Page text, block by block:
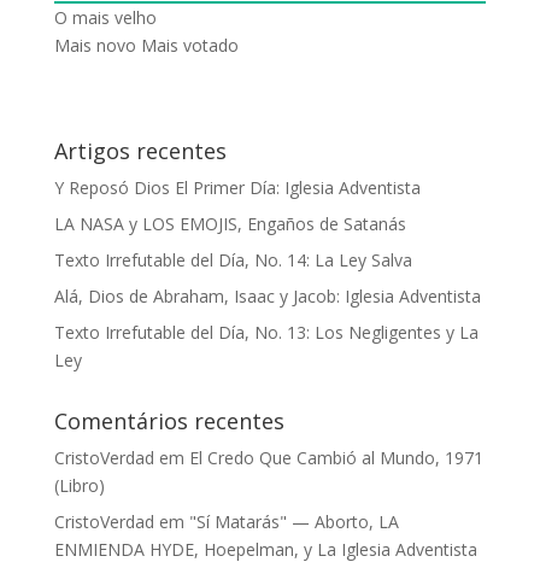
O mais velho
Mais novo Mais votado
Artigos recentes
Y Reposó Dios El Primer Día: Iglesia Adventista
LA NASA y LOS EMOJIS, Engaños de Satanás
Texto Irrefutable del Día, No. 14: La Ley Salva
Alá, Dios de Abraham, Isaac y Jacob: Iglesia Adventista
Texto Irrefutable del Día, No. 13: Los Negligentes y La
Ley
Comentários recentes
CristoVerdad em El Credo Que Cambió al Mundo, 1971
(Libro)
CristoVerdad em "Sí Matarás" — Aborto, LA
ENMIENDA HYDE, Hoepelman, y La Iglesia Adventista